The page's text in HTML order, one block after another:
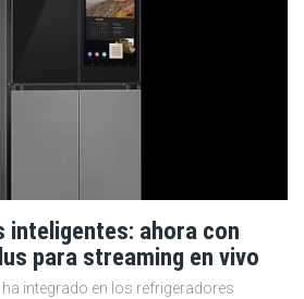
inteligentes: ahora con
para streaming en vivo
integrado en los refrigeradores